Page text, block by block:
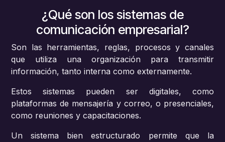
¿Qué son los sistemas de
comunicación empresarial?
Son las herramientas, reglas, procesos y canales
que utiliza una organización para transmitir
información, tanto interna como externamente.
Estos sistemas pueden ser digitales, como
plataformas de mensajería y correo, o presenciales,
como reuniones y capacitaciones.
Un sistema bien estructurado permite que la